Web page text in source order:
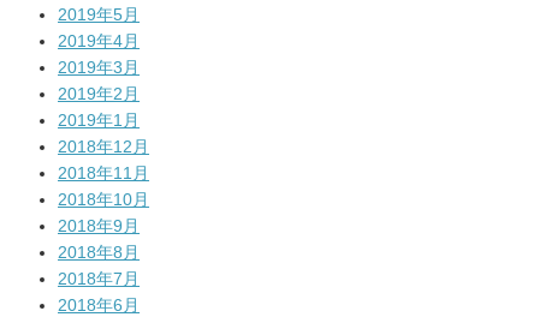
2019年5月
2019年4月
2019年3月
2019年2月
2019年1月
2018年12月
2018年11月
2018年10月
2018年9月
2018年8月
2018年7月
2018年6月